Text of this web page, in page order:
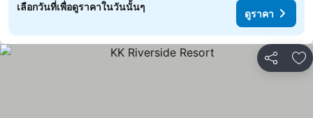
เลือกวันที่เพื่อดูราคาในวันนั้นๆ
ดูราคา
แชร์ เ